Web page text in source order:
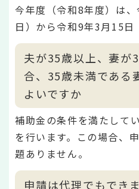
今年度（令和8年度）は
日）から令和9年3月15日
夫が35歳以上、妻が
合、35歳未満である
よいですか
補助金の条件を満たして
を行います。この場合、
題ありません。
申請は代理でもでき